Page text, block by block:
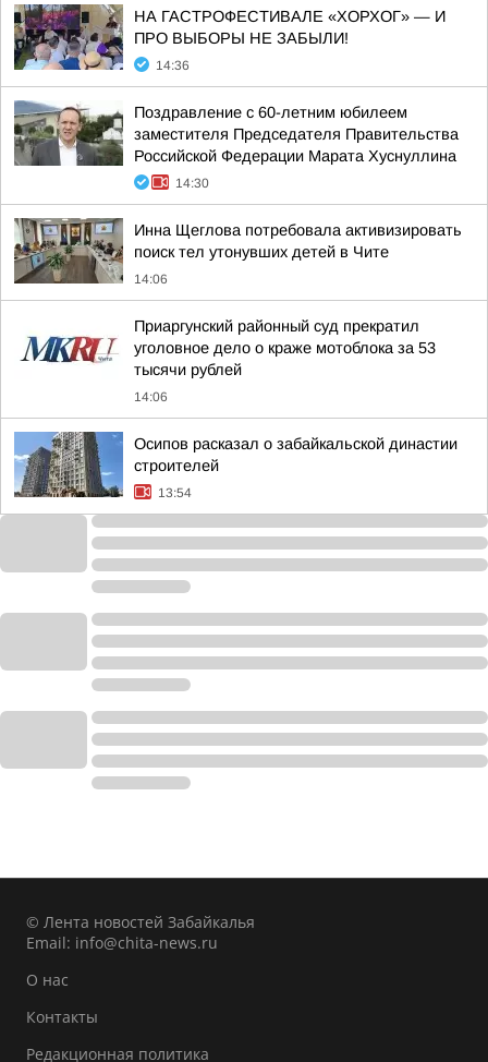
НА ГАСТРОФЕСТИВАЛЕ «ХОРХОГ» — И
ПРО ВЫБОРЫ НЕ ЗАБЫЛИ!
14:36
Поздравление с 60-летним юбилеем
заместителя Председателя Правительства
Российской Федерации Марата Хуснуллина
14:30
Инна Щеглова потребовала активизировать
поиск тел утонувших детей в Чите
14:06
Приаргунский районный суд прекратил
уголовное дело о краже мотоблока за 53
тысячи рублей
14:06
Осипов расказал о забайкальской династии
строителей
13:54
© Лента новостей Забайкалья
Email: info@chita-news.ru
О нас
Контакты
Редакционная политика